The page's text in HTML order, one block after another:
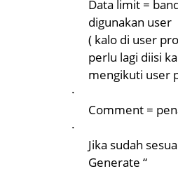
Data limit =
digunakan user
( kalo di user
perlu lagi diisi
mengikuti user
·
Comment =
·
Jika sudah
Generate “